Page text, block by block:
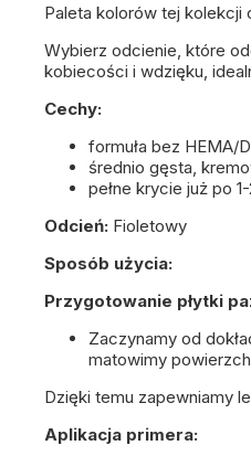
Paleta kolorów tej kolekcji
Wybierz odcienie, które
kobiecości i wdzięku,
Cechy:
formuła bez HEMA/
średnio gęsta,
pełne krycie już po
Odcień: Fioletowy
Sposób użycia:
Przygotowanie płytki
Zaczynamy od
matowimy
Dzięki temu zapewniamy
Aplikacja primera: